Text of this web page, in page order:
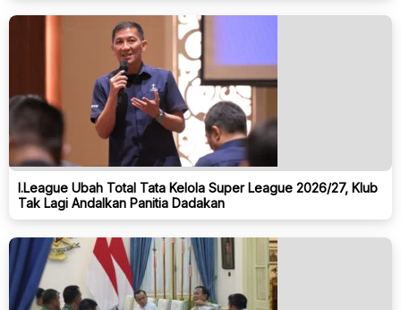
I.League Ubah Total Tata Kelola Super League 2026/27, Klub
Tak Lagi Andalkan Panitia Dadakan